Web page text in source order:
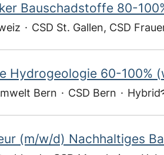
Bauschadstoffe 80-
· CSD St. Gallen, CSD
Hydrogeologie 60-100%
Bern · CSD Bern · Hybrid
(m/w/d) Nachhaltiges